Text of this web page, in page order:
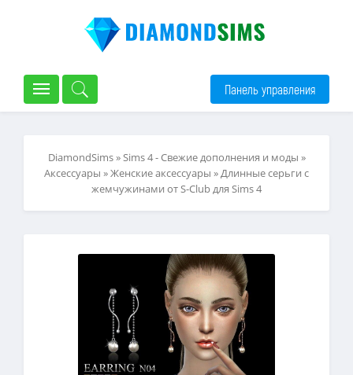
Панель управления
DiamondSims»Sims 4 - Свежие дополнения и моды »
Аксессуары »Женские аксессуары » Длинные серьги с
жемчужинами от S-Club для Sims 4